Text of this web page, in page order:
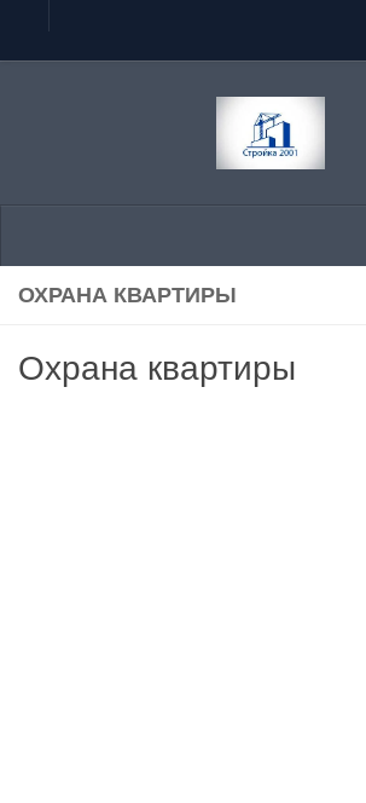
Перейти к содержимому
ОХРАНА КВАРТИРЫ
Охрана квартиры